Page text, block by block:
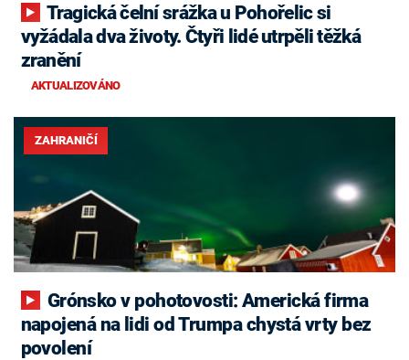
Tragická čelní srážka u Pohořelic si
vyžádala dva životy. Čtyři lidé utrpěli těžká
zranění
AKTUALIZOVÁNO
ZAHRANIČÍ
napojená na lidi od Trumpa chystá vrty bez
povolení